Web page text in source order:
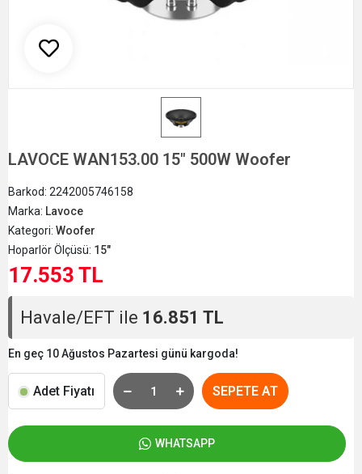
LAVOCE WAN153.00 15" 500W Woofer
Barkod: 2242005746158
Marka: Lavoce
Kategori: Woofer
Hoparlör Ölçüsü: 15"
17.553 TL
Havale/EFT ile 16.851 TL
En geç 10 Ağustos Pazartesi günü kargoda!
Adet Fiyatı SEPETE AT
WHATSAPP